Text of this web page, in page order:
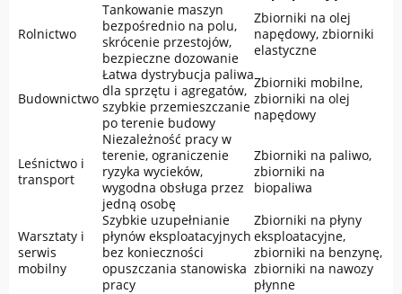
Rolnictwo
Tankowanie maszyn
bezpośrednio na polu,
skrócenie przestojów,
bezpieczne dozowanie
Zbiorniki na olej
napędowy, zbiorniki
elastyczne
Budownictwo
Łatwa dystrybucja paliwa
dla sprzętu i agregatów,
szybkie przemieszczanie
po terenie budowy
Zbiorniki mobilne,
zbiorniki na olej
napędowy
Leśnictwo i
transport
Niezależność pracy w
terenie, ograniczenie
ryzyka wycieków,
wygodna obsługa przez
jedną osobę
Zbiorniki na paliwo,
zbiorniki na
biopaliwa
Warsztaty i
serwis
mobilny
Szybkie uzupełnianie
płynów eksploatacyjnych
bez konieczności
opuszczania stanowiska
pracy
Zbiorniki na płyny
eksploatacyjne,
zbiorniki na benzynę,
zbiorniki na nawozy
płynne